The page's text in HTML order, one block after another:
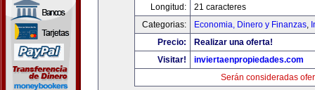
Longitud:
21 caracteres
Categorias:
Economia, Dinero y Finanzas,
Precio:
Realizar una oferta!
Visitar!
inviertaenpropiedades.com
Serán consideradas